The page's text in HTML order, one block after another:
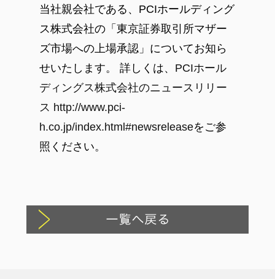
当社親会社である、PCIホールディング
ス株式会社の「東京証券取引所マザー
ズ市場への上場承認」についてお知ら
せいたします。 詳しくは、 PCIホール
ディングス株式会社のニュースリリー
ス http://www.pci-
h.co.jp/index.html#newsreleaseをご参
照ください。